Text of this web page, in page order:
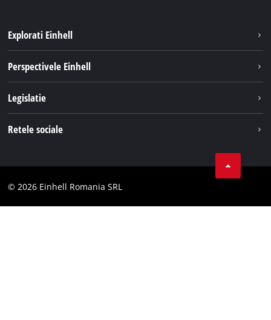
Explorati Einhell
Sistemul de acumulatori
Perspectivele Einhell
Einhell in lume
Legislatie
Declaratie de accesibilitate
Retele sociale
Facebook
© 2026 Einhell Romania SRL